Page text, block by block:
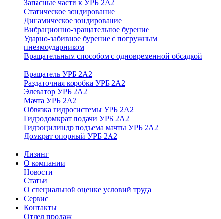
Запасные части к УРБ 2А2
Статическое зондирование
Динамическое зондирование
Вибрационно-вращательное бурение
Ударно-забивное бурение с погружным
пневмоударником
Вращательным способом с одновременной обсадкой
Вращатель УРБ 2А2
Раздаточная коробка УРБ 2А2
Элеватор УРБ 2А2
Мачта УРБ 2А2
Обвязка гидросистемы УРБ 2А2
Гидродомкрат подачи УРБ 2А2
Гидроцилиндр подъема мачты УРБ 2А2
Домкрат опорный УРБ 2А2
Лизинг
О компании
Новости
Статьи
О специальной оценке условий труда
Сервис
Контакты
Отдел продаж